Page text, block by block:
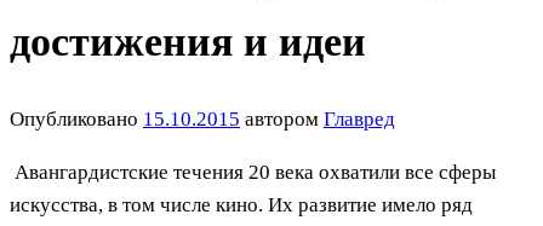
достижения и идеи
Опубликовано 15.10.2015 автором Главред
Авангардистские течения 20 века охватили все сферы
искусства, в том числе кино. Их развитие имело ряд